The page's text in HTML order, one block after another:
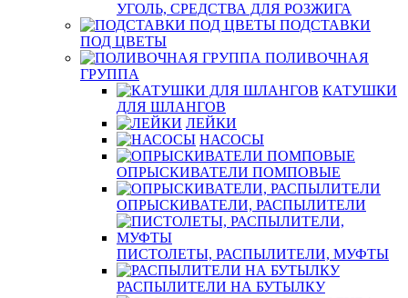
УГОЛЬ, СРЕДСТВА ДЛЯ РОЗЖИГА
ПОДСТАВКИ
ПОД ЦВЕТЫ
ПОЛИВОЧНАЯ
ГРУППА
КАТУШКИ
ДЛЯ ШЛАНГОВ
ЛЕЙКИ
НАСОСЫ
ОПРЫСКИВАТЕЛИ ПОМПОВЫЕ
ОПРЫСКИВАТЕЛИ, РАСПЫЛИТЕЛИ
ПИСТОЛЕТЫ, РАСПЫЛИТЕЛИ, МУФТЫ
РАСПЫЛИТЕЛИ НА БУТЫЛКУ